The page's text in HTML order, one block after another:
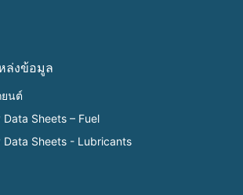
ล่งข้อมูล
นต์
Sheets – Fuel
Data Sheets - Lubricants